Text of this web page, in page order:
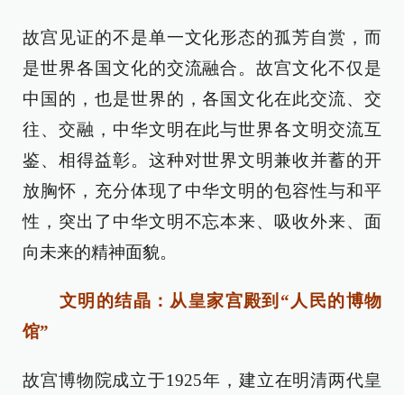
故宫见证的不是单一文化形态的孤芳自赏，而
是世界各国文化的交流融合。故宫文化不仅是
中国的，也是世界的，各国文化在此交流、交
往、交融，中华文明在此与世界各文明交流互
鉴、相得益彰。这种对世界文明兼收并蓄的开
放胸怀，充分体现了中华文明的包容性与和平
性，突出了中华文明不忘本来、吸收外来、面
向未来的精神面貌。
文明的结晶：从皇家宫殿到“人民的博物
馆”
故宫博物院成立于1925年，建立在明清两代皇